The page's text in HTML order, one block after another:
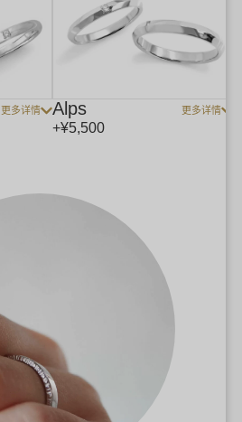
更多详情 Alps
+¥5,500
更多详情